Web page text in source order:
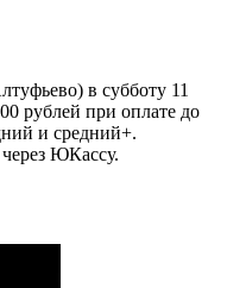
в субботу 11
рублей при оплате до
и средний+.
ЮКассу.